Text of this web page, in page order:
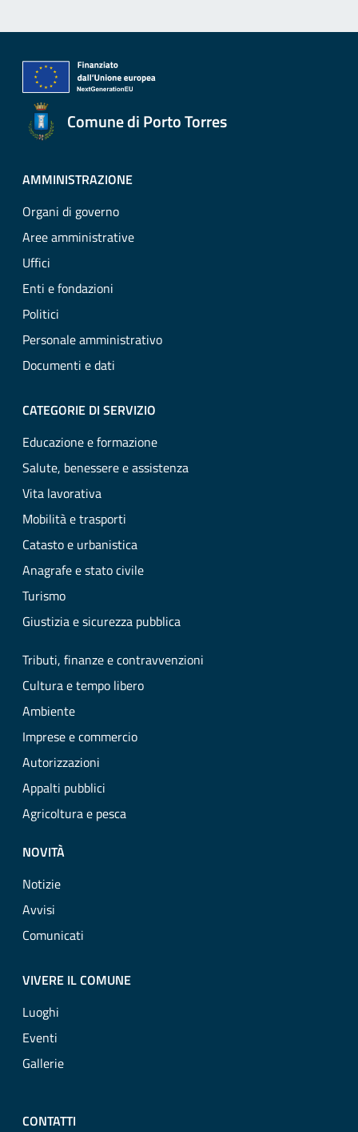
Comune di Porto Torres
AMMINISTRAZIONE
Organi di governo
Aree amministrative
Uffici
Enti e fondazioni
Politici
Personale amministrativo
Documenti e dati
CATEGORIE DI SERVIZIO
Educazione e formazione
Salute, benessere e assistenza
Vita lavorativa
Mobilità e trasporti
Catasto e urbanistica
Anagrafe e stato civile
Turismo
Giustizia e sicurezza pubblica
Tributi, finanze e contravvenzioni
Cultura e tempo libero
Ambiente
Imprese e commercio
Autorizzazioni
Appalti pubblici
Agricoltura e pesca
NOVITÀ
Notizie
Avvisi
Comunicati
VIVERE IL COMUNE
Luoghi
Eventi
Gallerie
CONTATTI